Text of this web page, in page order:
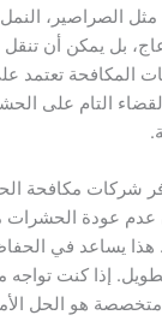
الصراصير،
بل يمكن أن تنقل
المكافحة تعتمد
التام على
شركات مكافحة
عدم عودة الحشرات
يساعد في
إذا كنت
متخصصة هو الحل